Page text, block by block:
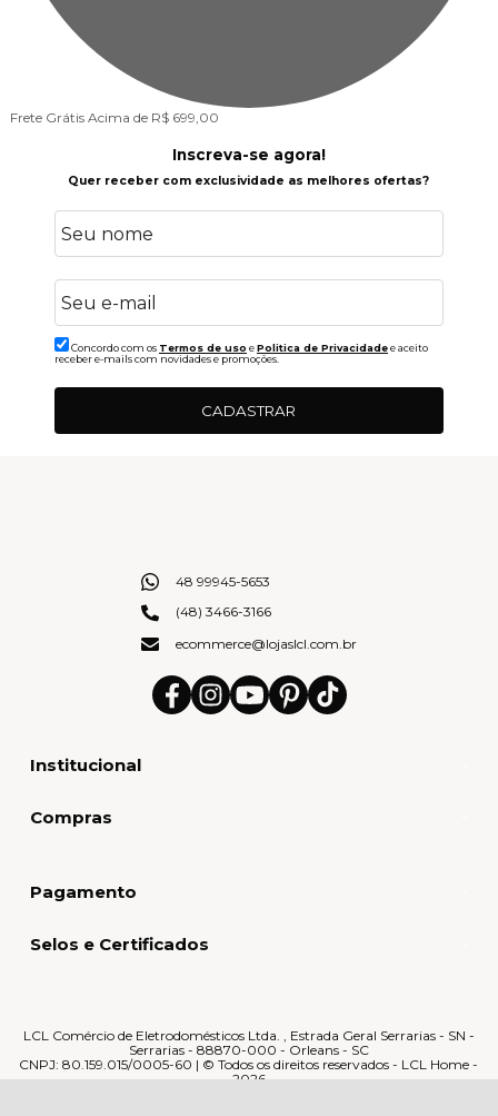
Frete Grátis Acima de R$ 699,00
Inscreva-se agora!
Quer receber com exclusividade as melhores ofertas?
Concordo com os Termos de uso ePolitica de Privacidadee aceito
receber e-mails com novidades e promoções.
CADASTRAR
Institucional
Compras
48 99945-5653
(48) 3466-3166
ecommerce@lojaslcl.com.br
Pagamento
Selos e Certificados
LCL Comércio de Eletrodomésticos Ltda. , Estrada Geral Serrarias - SN -
Serrarias - 88870-000 - Orleans - SC
CNPJ: 80.159.015/0005-60 | © Todos os direitos reservados - LCL Home -
2026